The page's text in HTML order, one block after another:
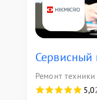
Сервисный
Ремонт
5,0